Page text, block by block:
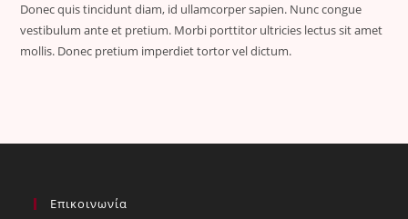
Donec quis tincidunt diam, id ullamcorper sapien. Nunc congue
vestibulum ante et pretium. Morbi porttitor ultricies lectus sit amet
mollis. Donec pretium imperdiet tortor vel dictum.
Επικοινωνία